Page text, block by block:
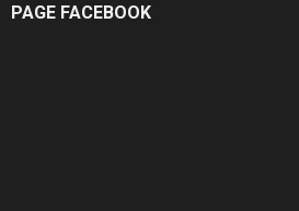
PAGE FACEBOOK